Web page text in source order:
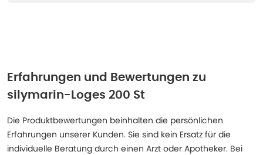
Erfahrungen und Bewertungen zu
silymarin-Loges 200 St
Die Produktbewertungen beinhalten die persönlichen
Erfahrungen unserer Kunden. Sie sind kein Ersatz für die
individuelle Beratung durch einen Arzt oder Apotheker. Bei